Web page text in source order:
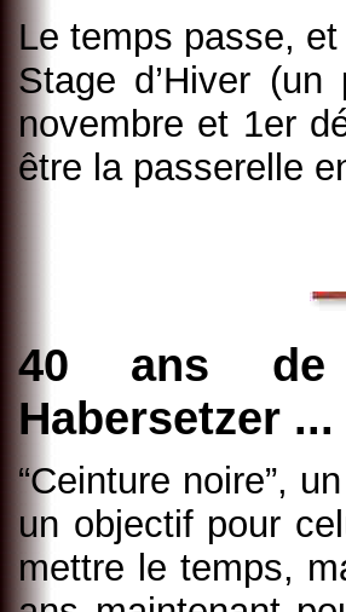
Le temps passe,
Stage d’Hiver
novembre et 1er
être la passerelle
40 ans de
Habersetzer ...
“Ceinture noire”,
un objectif pour
mettre le temps,